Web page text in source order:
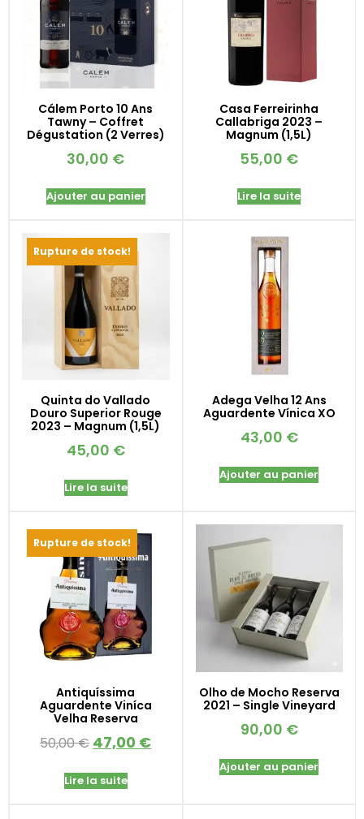
Cálem Porto 10 Ans
Tawny – Coffret
Dégustation (2 Verres)
30,00 €
Ajouter au panier
Casa Ferreirinha
Callabriga 2023 –
Magnum (1,5L)
55,00 €
Lire la suite
Rupture de stock!
Quinta do Vallado
Douro Superior Rouge
2023 – Magnum (1,5L)
45,00 €
Lire la suite
Adega Velha 12 Ans
Aguardente Vínica XO
43,00 €
Ajouter au panier
Rupture de stock!
Antiquíssima
Aguardente Viníca
Velha Reserva
50,00€ 47,00 €
Lire la suite
Olho de Mocho Reserva
2021 – Single Vineyard
90,00 €
Ajouter au panier